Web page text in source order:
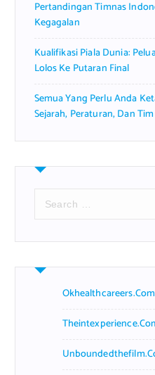
Pertandingan Timnas
Kegagalan
Kualifikasi Piala Dunia:
Lolos Ke Putaran Final
Semua Yang Perlu Anda
Sejarah, Peraturan, Dan
r
h
Okhealthcareers.com